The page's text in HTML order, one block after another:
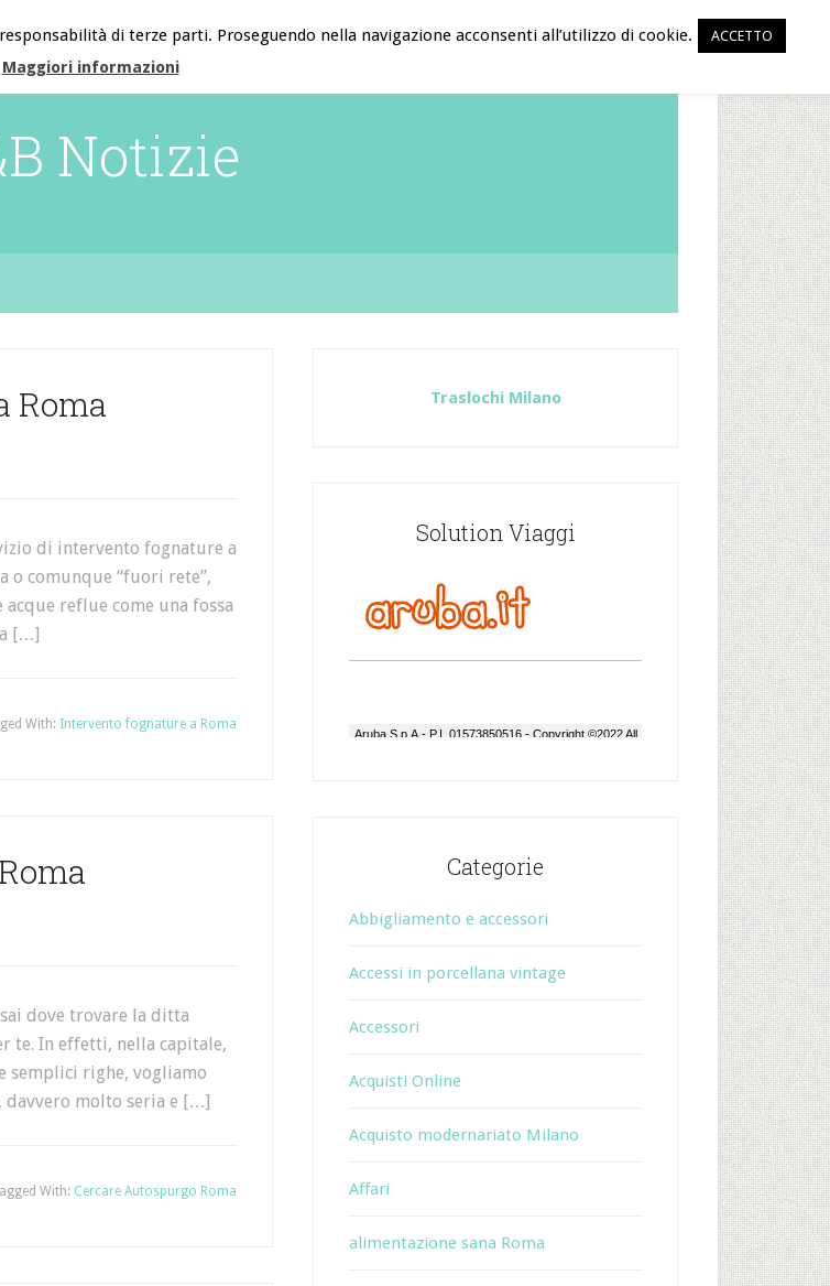
Notizie
Roma
di intervento fognature a
o comunque “fuori rete”,
reflue come una fossa
[…]
With: Intervento fognature a Roma
dove trovare la ditta
te. In effetti, nella capitale,
semplici righe, vogliamo
davvero molto seria e […]
With: Cercare Autospurgo Roma
Traslochi Milano
Solution Viaggi
Categorie
Abbigliamento e accessori
Accessi in porcellana vintage
Accessori
Acquisti Online
Acquisto modernariato Milano
Affari
alimentazione sana Roma
di terze parti. Proseguendo nella navigazione acconsenti all’utilizzo di cookie. ACCETTO
Maggiori informazioni